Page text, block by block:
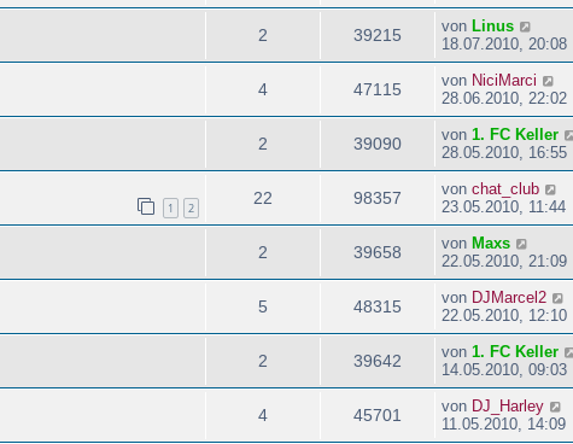
2 39215 von Linus
18.07.2010, 20:08
4 47115 von NiciMarci
28.06.2010, 22:02
2 39090 von 1. FC Keller
28.05.2010, 16:55
1 2
22 98357 von chat_club
23.05.2010, 11:44
2 39658 von Maxs
22.05.2010, 21:09
5 48315 von DJMarcel2
22.05.2010, 12:10
2 39642 von 1. FC Keller
14.05.2010, 09:03
4 45701 von DJ_Harley
11.05.2010, 14:09